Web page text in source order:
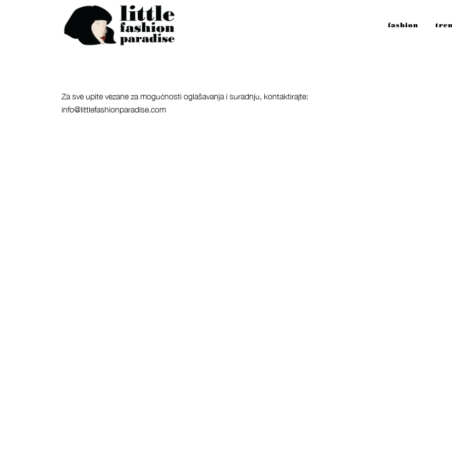
fashion
Za sve upite vezane za mogućnosti oglašavanja i suradnju, kontaktirajte:
info@littlefashionparadise.com